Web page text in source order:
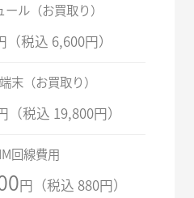
ル（お買取り）
（税込 6,600円）
末（お買取り）
（税込 19,800円）
回線費用
円（税込 880円）